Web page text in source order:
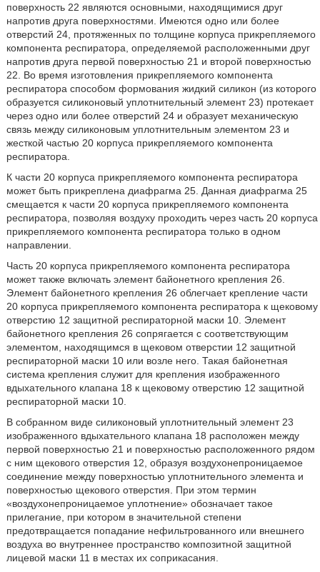
поверхность 22 являются основными, находящимися друг
напротив друга поверхностями. Имеются одно или более
отверстий 24, протяженных по толщине корпуса прикрепляемого
компонента респиратора, определяемой расположенными друг
напротив друга первой поверхностью 21 и второй поверхностью
22. Во время изготовления прикрепляемого компонента
респиратора способом формования жидкий силикон (из которого
образуется силиконовый уплотнительный элемент 23) протекает
через одно или более отверстий 24 и образует механическую
связь между силиконовым уплотнительным элементом 23 и
жесткой частью 20 корпуса прикрепляемого компонента
респиратора.
К части 20 корпуса прикрепляемого компонента респиратора
может быть прикреплена диафрагма 25. Данная диафрагма 25
смещается к части 20 корпуса прикрепляемого компонента
респиратора, позволяя воздуху проходить через часть 20 корпуса
прикрепляемого компонента респиратора только в одном
направлении.
Часть 20 корпуса прикрепляемого компонента респиратора
может также включать элемент байонетного крепления 26.
Элемент байонетного крепления 26 облегчает крепление части
20 корпуса прикрепляемого компонента респиратора к щековому
отверстию 12 защитной респираторной маски 10. Элемент
байонетного крепления 26 сопрягается с соответствующим
элементом, находящимся в щековом отверстии 12 защитной
респираторной маски 10 или возле него. Такая байонетная
система крепления служит для крепления изображенного
вдыхательного клапана 18 к щековому отверстию 12 защитной
респираторной маски 10.
В собранном виде силиконовый уплотнительный элемент 23
изображенного вдыхательного клапана 18 расположен между
первой поверхностью 21 и поверхностью расположенного рядом
с ним щекового отверстия 12, образуя воздухонепроницаемое
соединение между поверхностью уплотнительного элемента и
поверхностью щекового отверстия. При этом термин
«воздухонепроницаемое уплотнение» обозначает такое
прилегание, при котором в значительной степени
предотвращается попадание нефильтрованного или внешнего
воздуха во внутреннее пространство композитной защитной
лицевой маски 11 в местах их соприкасания.